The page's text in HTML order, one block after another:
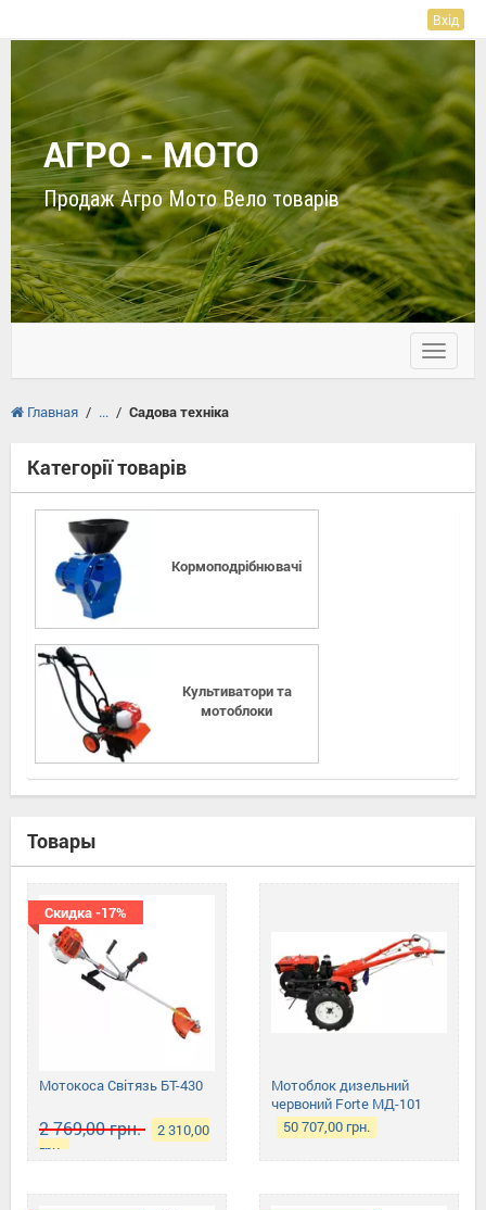
Вхід
АГРО - МОТО
Продаж Агро Мото Вело товарів
Toggle
Главная / / Садова техніка
Категорії товарів
Кормоподрібнювачі
Культиватори та
мотоблоки
Товары
Скидка -17%
Мотокоса Світязь БТ-430
2 769,00 грн.
2 310,00
грн.
Мотоблок дизельний
червоний Forte МД-101
LUX без плуга
50 707,00 грн.